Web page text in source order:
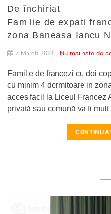
De închiriat
Familie de expati
zona Baneasa Iancu
7 March 2021 - Nu mai este de
Familie de francezi cu doi
cu minim 4 dormitoare in
acces facil la Liceul Francez
privată sau comună va fi